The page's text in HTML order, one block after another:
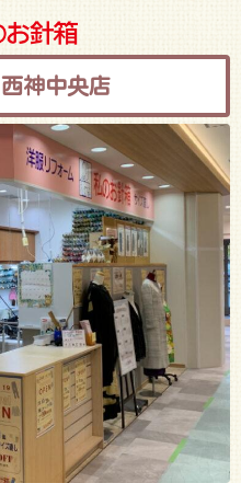
西神中央店